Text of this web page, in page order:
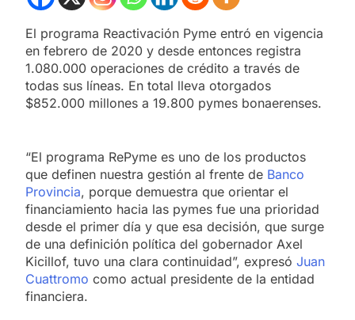
El programa Reactivación Pyme entró en vigencia
en febrero de 2020 y desde entonces registra
1.080.000 operaciones de crédito a través de
todas sus líneas. En total lleva otorgados
$852.000 millones a 19.800 pymes bonaerenses.
“El programa RePyme es uno de los productos
que definen nuestra gestión al frente de Banco
Provincia, porque demuestra que orientar el
financiamiento hacia las pymes fue una prioridad
desde el primer día y que esa decisión, que surge
de una definición política del gobernador Axel
Kicillof, tuvo una clara continuidad”, expresó Juan
Cuattromo como actual presidente de la entidad
financiera.